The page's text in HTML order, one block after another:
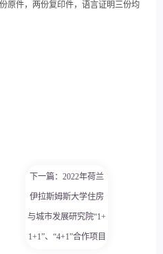
件，两份复印件，语言证明三份均
下一篇：2022年荷兰
伊拉斯姆斯大学住房
与城市发展研究院“1+
1+1”、“4+1”合作项目